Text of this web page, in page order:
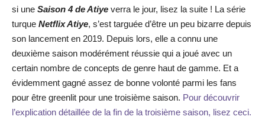
si une Saison 4 de Atiye verra le jour, lisez la suite ! La série
turque Netflix Atiye, s’est targuée d’être un peu bizarre depuis
son lancement en 2019. Depuis lors, elle a connu une
deuxième saison modérément réussie qui a joué avec un
certain nombre de concepts de genre haut de gamme. Et a
évidemment gagné assez de bonne volonté parmi les fans
pour être greenlit pour une troisième saison. Pour découvrir
l’explication détaillée de la fin de la troisième saison, lisez ceci.